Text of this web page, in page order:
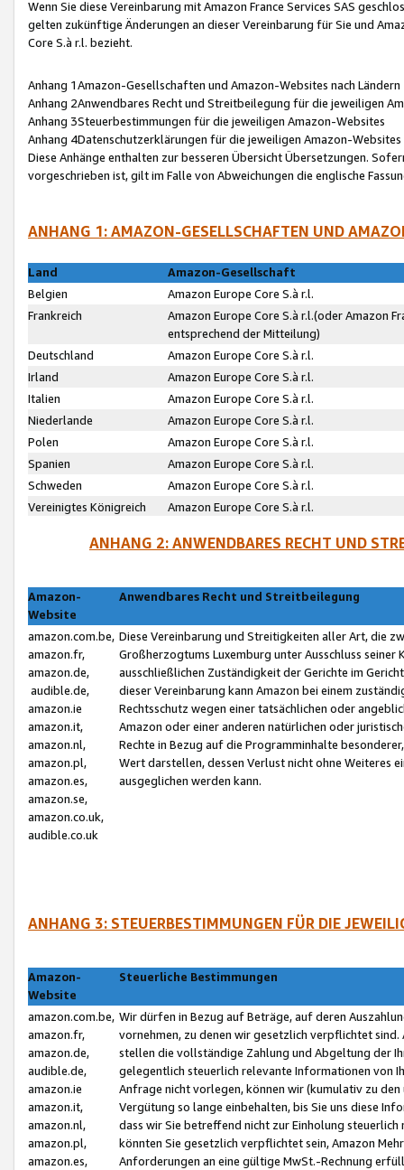
Wenn Sie diese Vereinbarung mit Amazon France Services SAS
gelten zukünftige Änderungen an dieser Vereinbarung für Sie und
Core S.à r.l. bezieht.
Anhang 1Amazon-Gesellschaften und Amazon-Websites nach Ländern
Anhang 2Anwendbares Recht und Streitbeilegung für die jeweiligen
Anhang 3Steuerbestimmungen für die jeweiligen Amazon-Websites
Anhang 4Datenschutzerklärungen für die jeweiligen Amazon-Websites
Diese Anhänge enthalten zur besseren Übersicht Übersetzungen.
vorgeschrieben ist, gilt im Falle von Abweichungen die englische
ANHANG 1: AMAZON-GESELLSCHAFTEN UND
Land
Amazon-Gesellschaft
Belgien
Amazon Europe Core S.à r.l.
Frankreich
Amazon Europe Core S.à r.l.(oder Amazon
entsprechend der Mitteilung)
Deutschland
Amazon Europe Core S.à r.l.
Irland
Amazon Europe Core S.à r.l.
Italien
Amazon Europe Core S.à r.l.
Niederlande
Amazon Europe Core S.à r.l.
Polen
Amazon Europe Core S.à r.l.
Spanien
Amazon Europe Core S.à r.l.
Schweden
Amazon Europe Core S.à r.l.
Vereinigtes Königreich
Amazon Europe Core S.à r.l.
ANHANG 2: ANWENDBARES RECHT UND
Amazon-
Website
Anwendbares Recht und Streitbeilegung
amazon.com.be,
amazon.fr,
amazon.de,
audible.de,
amazon.ie
amazon.it,
amazon.nl,
amazon.pl,
amazon.es,
amazon.se,
amazon.co.uk,
audible.co.uk
Diese Vereinbarung und Streitigkeiten aller Art, die
Großherzogtums Luxemburg unter Ausschluss
ausschließlichen Zuständigkeit der Gerichte im
dieser Vereinbarung kann Amazon bei einem
Rechtsschutz wegen einer tatsächlichen oder
Amazon oder einer anderen natürlichen oder
Rechte in Bezug auf die Programminhalte
Wert darstellen, dessen Verlust nicht ohne Weiteres
ausgeglichen werden kann.
ANHANG 3: STEUERBESTIMMUNGEN FÜR DIE
Amazon-
Website
Steuerliche Bestimmungen
amazon.com.be,
amazon.fr,
amazon.de,
audible.de,
amazon.ie
amazon.it,
amazon.nl,
amazon.pl,
amazon.es,
Wir dürfen in Bezug auf Beträge, auf deren
vornehmen, zu denen wir gesetzlich verpflichtet
stellen die vollständige Zahlung und Abgeltung der
gelegentlich steuerlich relevante Informationen von
Anfrage nicht vorlegen, können wir (kumulativ zu
Vergütung so lange einbehalten, bis Sie uns diese
dass wir Sie betreffend nicht zur Einholung
könnten Sie gesetzlich verpflichtet sein, Amazon
Anforderungen an eine gültige MwSt.-Rechnung